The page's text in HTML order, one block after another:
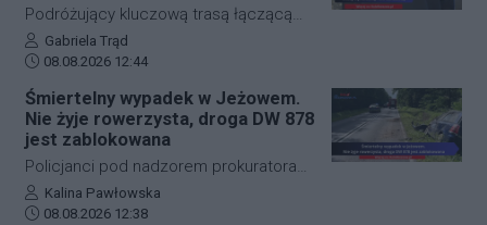
Podróżujący kluczową trasą łączącą
Jasło z Gorlicami muszą uzbroić się w
cierpliwość. Niespodziewane
zdarzenie drogowe w miejscowości
Przysieki doprowadziło do utrudnień na
drodze krajowej nr 28. Na miejscu
natychmiast pojawiła się policja, która
wprowadziła zmianę w organizacji
ruchu, by zabezpieczyć teren i uniknąć
Autor artykułu:
Gabriela Trąd
Data dodania artykułu:
08.08.2026 12:44
Śmiertelny wypadek w Jeżowem.
Nie żyje rowerzysta, droga DW 878
jest zablokowana
Policjanci pod nadzorem prokuratora
ustalają szczegółowe okoliczności
tragicznego wypadku, do którego
Autor artykułu:
Kalina Pawłowska
Data dodania artykułu:
08.08.2026 12:38